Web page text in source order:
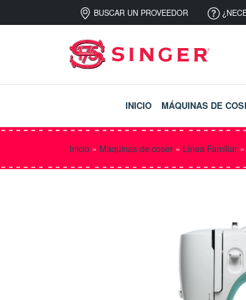
BUSCAR UN PROVEEDOR
INICIO MÁQUINAS DE
Inicio » Máquinas de coser » Línea Familiar »